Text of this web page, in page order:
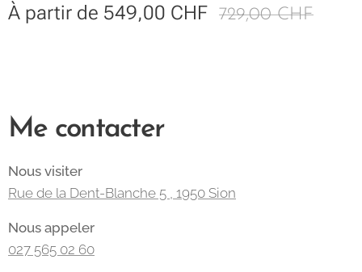
À partir de 549,00 CHF 729,00CHF
Me contacter
Nous visiter
Rue de la Dent-Blanche 5 , 1950 Sion
Nous appeler
027 565 02 60